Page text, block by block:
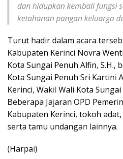
dan hidupkan kembali fungsi
ketahanan pangan keluarga
Turut hadir dalam acara
Kabupaten Kerinci Novra
Kota Sungai Penuh Alfin, S.H.,
Kota Sungai Penuh Sri Kartini
Kerinci, Wakil Wali Kota
Beberapa Jajaran OPD
Kabupaten Kerinci, tokoh
serta tamu undangan lainnya.
(Harpai)